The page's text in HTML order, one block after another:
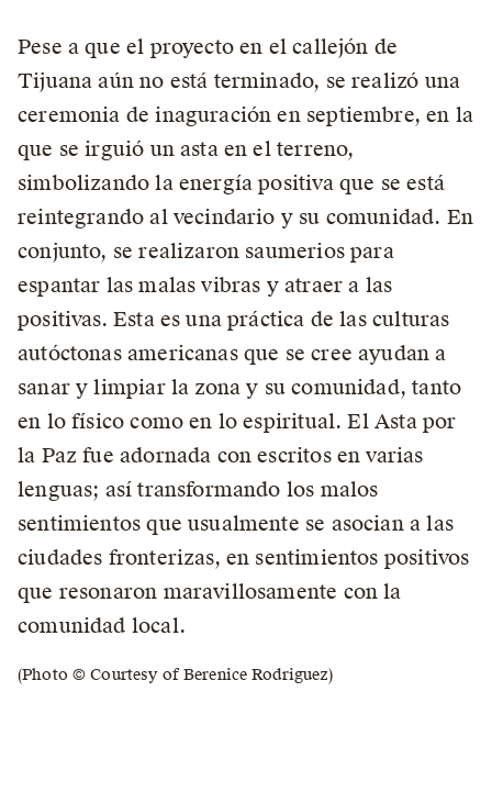
Pese a que el proyecto en el callejón de
Tijuana aún no está terminado, se realizó una
ceremonia de inaguración en septiembre, en la
que se irguió un asta en el terreno,
simbolizando la energía positiva que se está
reintegrando al vecindario y su comunidad. En
conjunto, se realizaron saumerios para
espantar las malas vibras y atraer a las
positivas. Esta es una práctica de las culturas
autóctonas americanas que se cree ayudan a
sanar y limpiar la zona y su comunidad, tanto
en lo físico como en lo espiritual. El Asta por
la Paz fue adornada con escritos en varias
lenguas; así transformando los malos
sentimientos que usualmente se asocian a las
ciudades fronterizas, en sentimientos positivos
que resonaron maravillosamente con la
comunidad local.
(Photo © Courtesy of Berenice Rodriguez)